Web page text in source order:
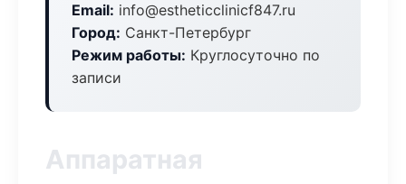
Email: info@estheticclinicf847.ru
Город: Санкт-Петербург
Режим работы: Круглосуточно по
записи
Аппаратная